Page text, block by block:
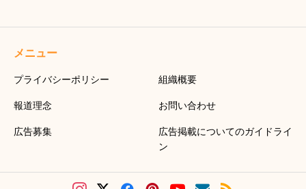
メニュー
プライバシーポリシー 組織概要
報道理念 お問い合わせ
広告募集
広告掲載についてのガイドライ
ン